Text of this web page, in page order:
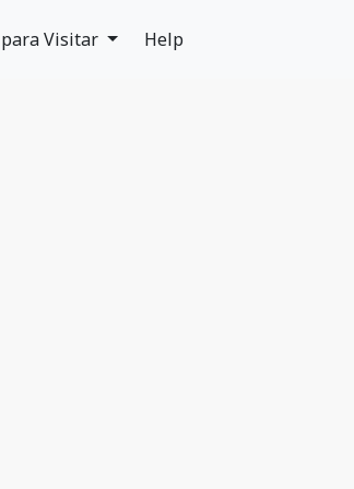
Visitar Help